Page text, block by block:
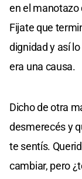
en el manotazo
Fijate que
dignidad y así
era una causa.
Dicho de otra
desmerecés y
te sentís.
cambiar, pero